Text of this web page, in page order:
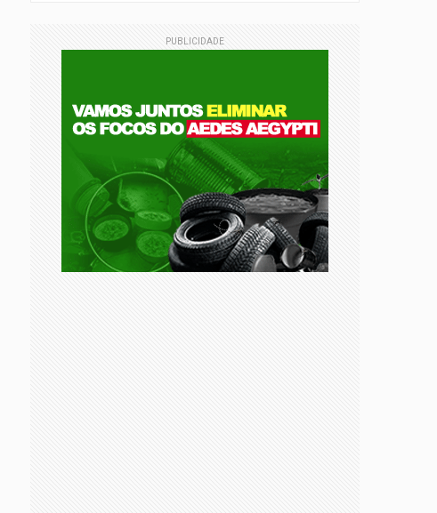
PUBLICIDADE